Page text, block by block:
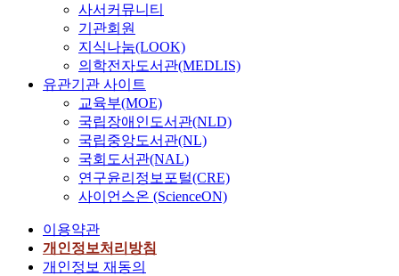
사서커뮤니티
기관회원
지식나눔(LOOK)
의학전자도서관(MEDLIS)
유관기관 사이트
교육부(MOE)
국립장애인도서관(NLD)
국립중앙도서관(NL)
국회도서관(NAL)
연구윤리정보포털(CRE)
사이언스온 (ScienceON)
이용약관
개인정보처리방침
개인정보 재동의